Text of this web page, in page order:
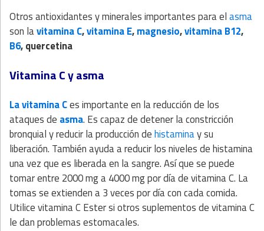
Otros antioxidantes y minerales importantes para elasma
son lavitamina C,vitamina E,magnesio,vitamina B12,
B6, quercetina
Vitamina C y asma
La vitamina Ces importante en la reducción de los
ataques de asma. Es capaz de detener la constricción
bronquial y reducir la producción dehistaminay su
liberación. También ayuda a reducir los niveles de histamina
una vez que es liberada en la sangre. Así que se puede
tomar entre 2000 mg a 4000 mg por día de vitamina C. La
tomas se extienden a 3 veces por día con cada comida.
Utilice vitamina C Ester si otros suplementos de vitamina C
le dan problemas estomacales.